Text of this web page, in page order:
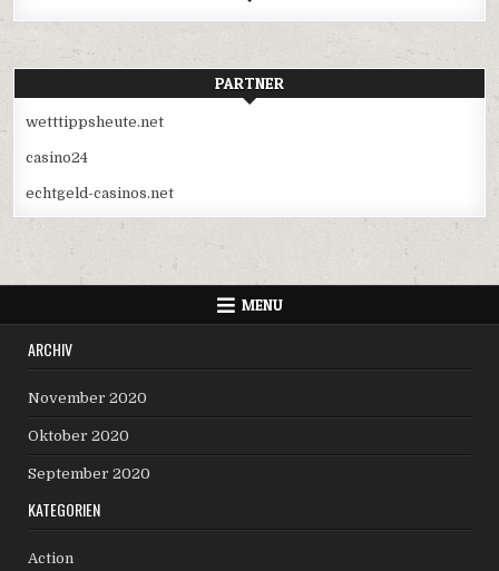
PARTNER
wetttippsheute.net
casino24
echtgeld-casinos.net
MENU
ARCHIV
November 2020
Oktober 2020
September 2020
KATEGORIEN
Action